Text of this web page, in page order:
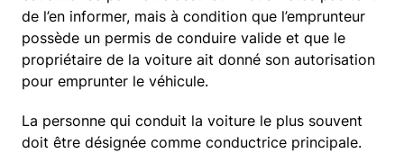
de l’en informer, mais à condition que l’emprunteur
possède un permis de conduire valide et que le
propriétaire de la voiture ait donné son autorisation
pour emprunter le véhicule.
La personne qui conduit la voiture le plus souvent
doit être désignée comme conductrice principale.